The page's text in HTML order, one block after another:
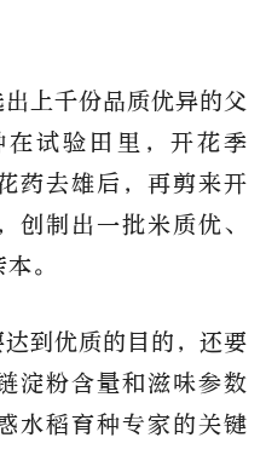
上千份品质优异的父
试验田里，开花季
药去雄后，再剪来开
创制出一批米质优、
。
到优质的目的，还要
淀粉含量和滋味参数
水稻育种专家的关键